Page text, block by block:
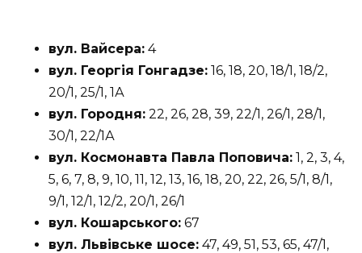
вул. Вайсера: 4
вул. Георгія Гонгадзе: 16, 18, 20, 18/1, 18/2,
20/1, 25/1, 1А
вул. Городня: 22, 26, 28, 39, 22/1, 26/1, 28/1,
30/1, 22/1А
вул. Космонавта Павла Поповича: 1, 2, 3, 4,
5, 6, 7, 8, 9, 10, 11, 12, 13, 16, 18, 20, 22, 26, 5/1, 8/1,
9/1, 12/1, 12/2, 20/1, 26/1
вул. Кошарського: 67
вул. Львівське шосе: 47, 49, 51, 53, 65, 47/1,